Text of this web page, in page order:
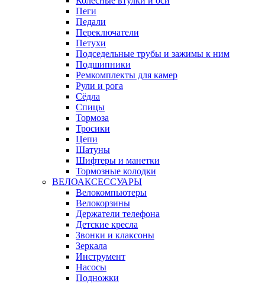
Пеги
Педали
Переключатели
Петухи
Подседельные трубы и зажимы к ним
Подшипники
Ремкомплекты для камер
Рули и рога
Сёдла
Спицы
Тормоза
Тросики
Цепи
Шатуны
Шифтеры и манетки
Тормозные колодки
ВЕЛОАКСЕССУАРЫ
Велокомпьютеры
Велокорзины
Держатели телефона
Детские кресла
Звонки и клаксоны
Зеркала
Инструмент
Насосы
Подножки